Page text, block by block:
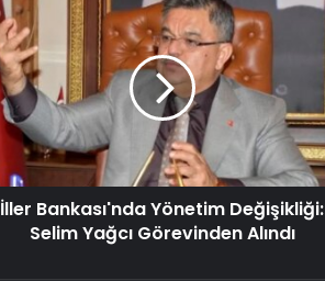
İller Bankası'nda Yönetim Değişikliği:
Selim Yağcı Görevinden Alındı